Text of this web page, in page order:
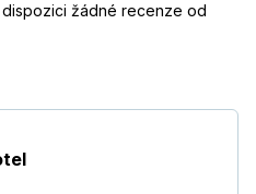
žádné recenze od